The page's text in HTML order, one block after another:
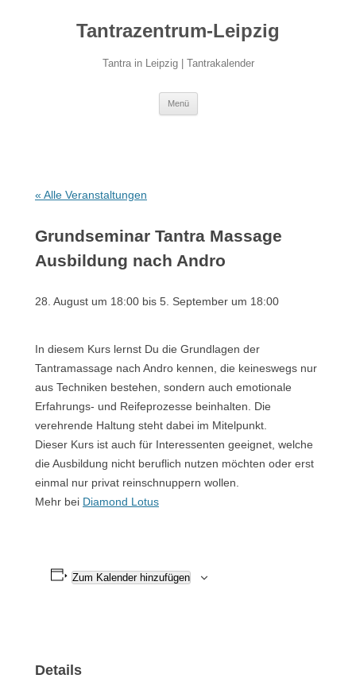
Tantrazentrum-Leipzig
Tantra in Leipzig | Tantrakalender
Menü
« Alle Veranstaltungen
Grundseminar Tantra Massage
Ausbildung nach Andro
28. August um 18:00 bis 5. September um 18:00
In diesem Kurs lernst Du die Grundlagen der
Tantramassage nach Andro kennen, die keineswegs nur
aus Techniken bestehen, sondern auch emotionale
Erfahrungs- und Reifeprozesse beinhalten. Die
verehrende Haltung steht dabei im Mitelpunkt.
Dieser Kurs ist auch für Interessenten geeignet, welche
die Ausbildung nicht beruflich nutzen möchten oder erst
einmal nur privat reinschnuppern wollen.
Mehr bei Diamond Lotus
Zum Kalender hinzufügen
Details